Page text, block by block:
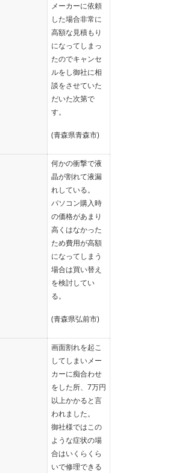
メーカーに依頼
した場合非常に
高額な見積もり
になってしまっ
たのでキャンセ
ルをし御社に相
談をさせていた
だいた次第で
す。
(青森県青森市)
何かの衝撃で液
晶が割れて液漏
れしている。
パソコン購入時
の価格があまり
高くはなかった
ため費用が高額
になってしまう
場合は買い替え
を検討してい
る。
(青森県弘前市)
画面割れを起こ
してしまいメー
カーに痴合わせ
をした所、7万円
以上かかると言
われました。
御社様ではこの
ような症状の場
合はいくらくら
いで修理できる